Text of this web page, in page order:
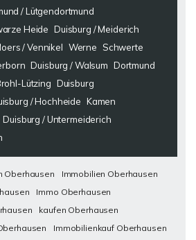
/ Lütgendortmund
Heide Duisburg / Meiderich
/ Vennikel Werne
Schwerte
Duisburg / Walsum Dortmund
Lützing Duisburg
/ Hochheide Kamen
Duisburg / Untermeiderich
Oberhausen
Immobilien Oberhausen
Immo Oberhausen
kaufen Oberhausen
Immobilienkauf Oberhausen